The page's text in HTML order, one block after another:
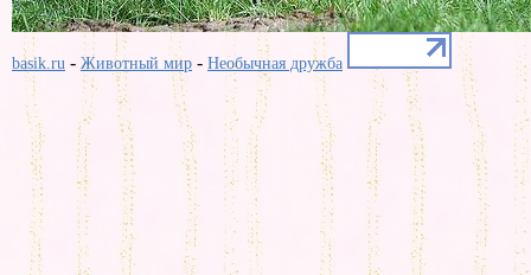
basik.ru - Животный мир - Необычная дружба